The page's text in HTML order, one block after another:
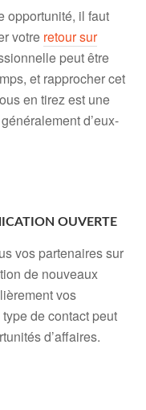
opportunité, il faut
votre retour sur
peut être
et rapprocher cet
en tirez est une
d’eux-
OUVERTE
vos partenaires sur
de nouveaux
vos
type de contact peut
d’affaires.